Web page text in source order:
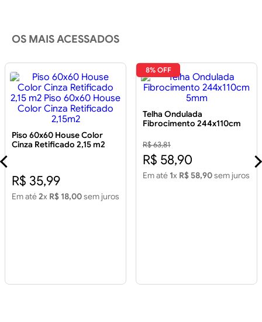
OS MAIS ACESSADOS
Piso 60x60 House Color
Cinza Retificado 2,15 m2
R$ 35,99
Em até2x R$ 18,00sem juros
8% OFF
Telha Ondulada
Fibrocimento 244x110cm
R$ 63,81
R$ 58,90
Em até 1x R$ 58,90sem juros